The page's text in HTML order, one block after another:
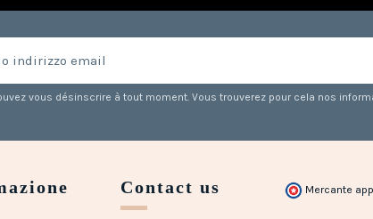
vous désinscrire à tout moment. Vous trouverez pour cela nos
Contact us Mercante